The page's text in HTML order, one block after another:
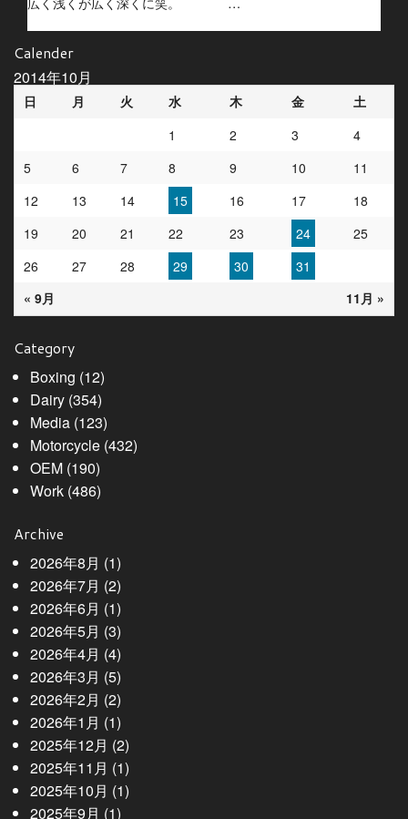
Calender
2014年10月
日 月 火 水 木 金 土
« 9月 11月 »
1 2 3
4
5
6 7 8 9 10
11
12
13 14 15 16 17
18
19
20 21 22 23 24
25
26
27 28 29 30 31
Category
Boxing (12)
Dairy(354)
Media(123)
Motorcycle(432)
OEM(190)
Work(486)
Archive
2026年8月 (1)
2026年7月 (2)
2026年6月 (1)
2026年5月 (3)
2026年4月 (4)
2026年3月 (5)
2026年2月 (2)
2026年1月 (1)
2025年12月 (2)
2025年11月 (1)
2025年10月 (1)
2025年9月 (1)